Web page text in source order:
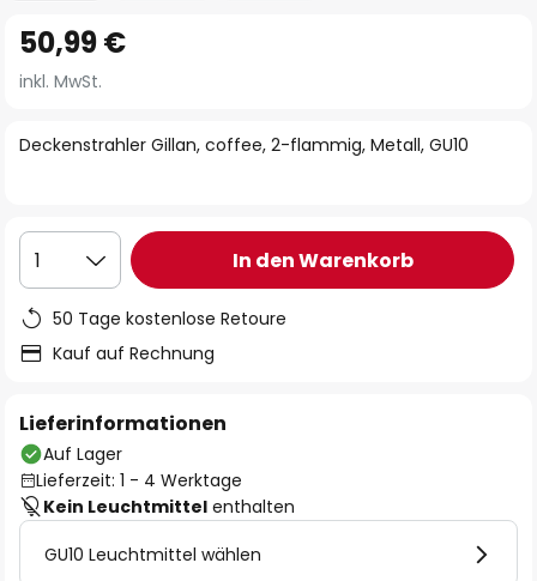
Anfang
der
springen
Deckenstrahler Gillan, coffee, 2-flammig, Metall, GU10
50,99 €
inkl. MwSt.
1 In den Warenkorb
50 Tage kostenlose Retoure
Kauf auf Rechnung
Lieferinformationen
Auf Lager
Lieferzeit: 1 - 4 Werktage
Kein Leuchtmittel enthalten
GU10 Leuchtmittel wählen